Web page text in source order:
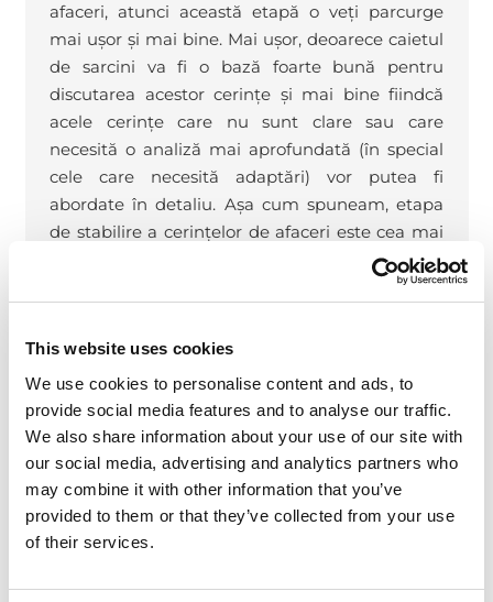
This website uses cookies
We use cookies to personalise content and ads, to
provide social media features and to analyse our traffic.
We also share information about your use of our site with
our social media, advertising and analytics partners who
may combine it with other information that you’ve
provided to them or that they’ve collected from your use
of their services.
afaceri, atunci această etapă o veți parcurge
mai ușor și mai bine. Mai ușor, deoarece caietul
de sarcini va fi o bază foarte bună pentru
discutarea acestor cerințe și mai bine fiindcă
acele cerințe care nu sunt clare sau care
necesită o analiză mai aprofundată (în special
cele care necesită adaptări) vor putea fi
abordate în detaliu. Așa cum spuneam, etapa
de stabilire a cerințelor de afaceri este cea mai
importantă, iar dacă doriți să cunoașteți mai
multe detalii privind etapele unei implementări
Servicii de implementare ERP
Elian Solutions este parte a Bittnet Group,
activând de peste 15 ani în piață ca
implementator al sistemului ERP Microsoft
Dynamics 366 Business Central.Având o echipă
de peste 70 de angajați și un portofoliu de peste
250 de clienți, Elian Solutions este unul dintre
cei mai importanți parteneri Microsoft pentru